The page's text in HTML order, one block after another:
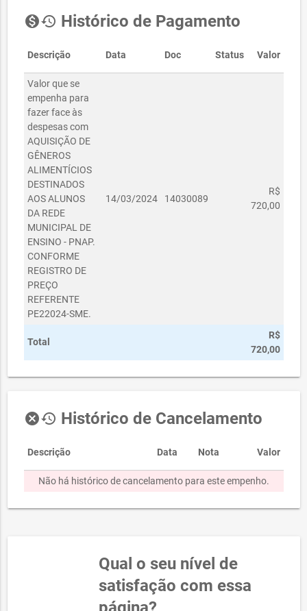
monetization_onhistory Histórico de Pagamento
Descrição Data Doc Status Valor
Valor que se
empenha para
fazer face às
despesas com
AQUISIÇÃO DE
GÊNEROS
ALIMENTÍCIOS
DESTINADOS
AOS ALUNOS
DA REDE
MUNICIPAL DE
ENSINO - PNAP.
CONFORME
REGISTRO DE
PREÇO
REFERENTE
PE22024-SME.
14/03/2024 14030089
R$
720,00
Total
R$
720,00
cancelhistory Histórico de Cancelamento
Descrição Data Nota Valor
Não há histórico de cancelamento para este empenho.
Qual o seu nível de
satisfação com essa